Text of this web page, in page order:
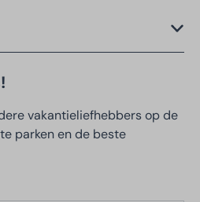
vakantieliefhebbers op de
parken en de beste